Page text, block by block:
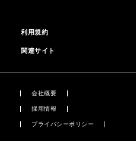
利用規約
関連サイト
会社概要
採用情報
プライバシーポリシー